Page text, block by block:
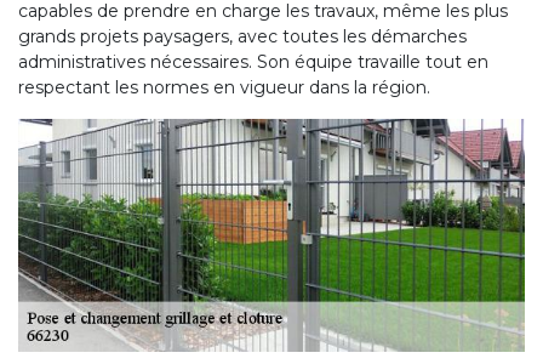
capables de prendre en charge les travaux, même les plus
grands projets paysagers, avec toutes les démarches
administratives nécessaires. Son équipe travaille tout en
respectant les normes en vigueur dans la région.